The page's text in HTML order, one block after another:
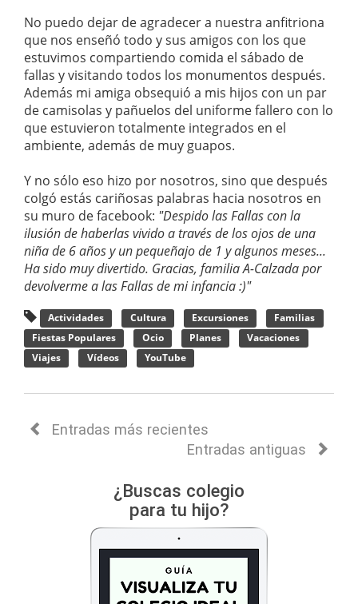
No puedo dejar de agradecer a nuestra anfitriona
que nos enseñó todo y sus amigos con los que
estuvimos compartiendo comida el sábado de
fallas y visitando todos los monumentos después.
Además mi amiga obsequió a mis hijos con un par
de camisolas y pañuelos del uniforme fallero con lo
que estuvieron totalmente integrados en el
ambiente, además de muy guapos.
Y no sólo eso hizo por nosotros, sino que después
colgó estás cariñosas palabras hacia nosotros en
su muro de facebook: "Despido las Fallas con la
ilusión de haberlas vivido a través de los ojos de una
niña de 6 años y un pequeñajo de 1 y algunos meses...
Ha sido muy divertido. Gracias, familia A-Calzada por
devolverme a las Fallas de mi infancia :)"
Actividades Cultura Excursiones
Familias
Fiestas Populares
Ocio Planes
Vacaciones
Viajes
Vídeos YouTube
Entradas más recientes
Entradas antiguas
¿Buscas colegio
para tu hijo?